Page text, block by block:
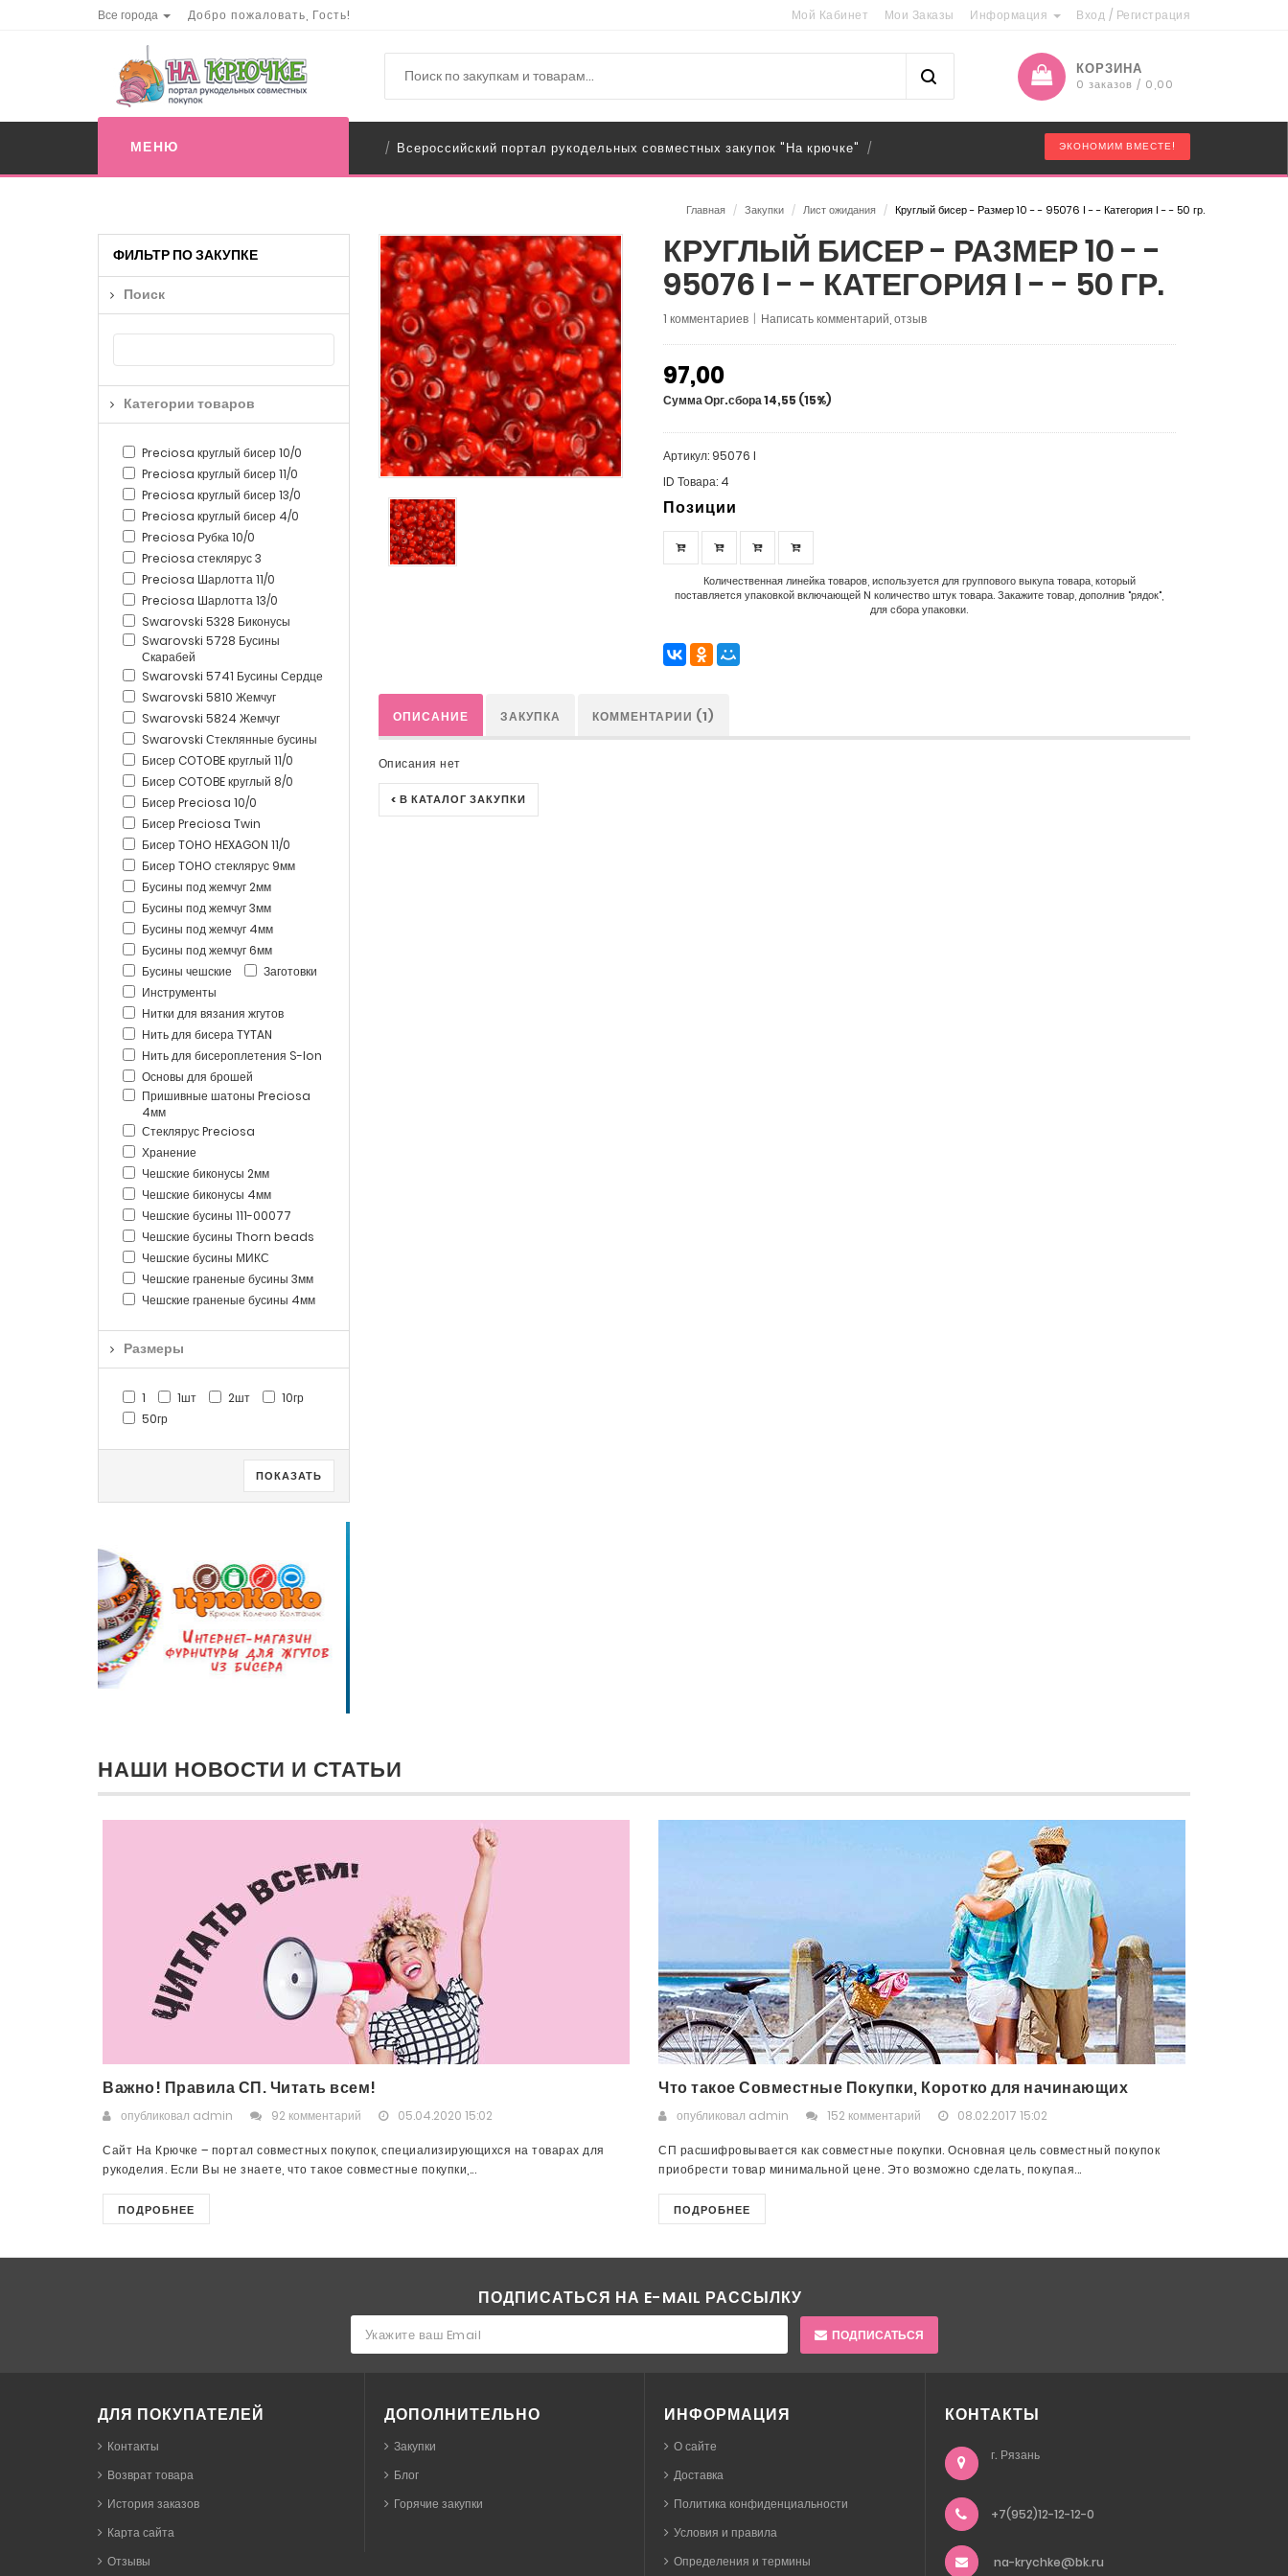
Все города Добро пожаловать, Гость! Мой Кабинет Мои Заказы Информация Вход / Регистрация
КОРЗИНА
0 заказов / 0,00
МЕНЮ / Всероссийский портал рукодельных совместных закупок "На крючке" / ЭКОНОМИМ ВМЕСТЕ!
Главная / Закупки / Лист ожидания / Круглый бисер - Размер 10 - - 95076 I - - Категория I - - 50 гр.
КРУГЛЫЙ БИСЕР - РАЗМЕР 10 - -
95076 I - - КАТЕГОРИЯ I - - 50 ГР.
1 комментариев | Написать комментарий, отзыв
97,00
Сумма Орг.сбора 14,55 (15%)
Артикул: 95076 I
ID Товара: 4
Позиции
Количественная линейка товаров, используется для группового выкупа товара, который
поставляется упаковкой включающей N количество штук товара. Закажите товар, дополнив "рядок",
для сбора упаковки.
ОПИСАНИЕ ЗАКУПКА КОММЕНТАРИИ (1)
Описания нет
< В КАТАЛОГ ЗАКУПКИ
ФИЛЬТР ПО ЗАКУПКЕ
Поиск
Категории товаров
Preciosa круглый бисер 10/0
Preciosa круглый бисер 11/0
Preciosa круглый бисер 13/0
Preciosa круглый бисер 4/0
Preciosa Рубка 10/0
Preciosa стеклярус 3
Preciosa Шарлотта 11/0
Preciosa Шарлотта 13/0
Swarovski 5328 Биконусы
Swarovski 5728 Бусины
Скарабей
Swarovski 5741 Бусины Сердце
Swarovski 5810 Жемчуг
Swarovski 5824 Жемчуг
Swarovski Стеклянные бусины
Бисер COTOBE круглый 11/0
Бисер COTOBE круглый 8/0
Бисер Preciosa 10/0
Бисер Preciosa Twin
Бисер TOHO HEXAGON 11/0
Бисер TOHO стеклярус 9мм
Бусины под жемчуг 2мм
Бусины под жемчуг 3мм
Бусины под жемчуг 4мм
Бусины под жемчуг 6мм
Бусины чешские
Заготовки
Инструменты
Нитки для вязания жгутов
Нить для бисера TYTAN
Нить для бисероплетения S-lon
Основы для брошей
Пришивные шатоны Preciosa
4мм
Стеклярус Preciosa
Хранение
Чешские биконусы 2мм
Чешские биконусы 4мм
Чешские бусины 111-00077
Чешские бусины Thorn beads
Чешские бусины МИКС
Чешские граненые бусины 3мм
Чешские граненые бусины 4мм
Размеры
1 1шт 2шт
10гр
50гр
ПОКАЗАТЬ
НАШИ НОВОСТИ И СТАТЬИ
Важно! Правила СП. Читать всем!
опубликовал admin 92 комментарий 05.04.2020 15:02
Сайт На Крючке – портал совместных покупок, специализирующихся на товарах для
рукоделия. Если Вы не знаете, что такое совместные покупки,...
ПОДРОБНЕЕ
Что такое Совместные Покупки, Коротко для начинающих
опубликовал admin 152 комментарий 08.02.2017 15:02
СП расшифровывается как совместные покупки. Основная цель совместный покупок
приобрести товар минимальной цене. Это возможно сделать, покупая...
ПОДРОБНЕЕ
ПОДПИСАТЬСЯ НА E-MAIL РАССЫЛКУ
ПОДПИСАТЬСЯ
ДЛЯ ПОКУПАТЕЛЕЙ
Контакты
Возврат товара
История заказов
Карта сайта
Отзывы
ДОПОЛНИТЕЛЬНО
Закупки
Блог
Горячие закупки
ИНФОРМАЦИЯ
О сайте
Доставка
Политика конфиденциальности
Условия и правила
Определения и термины
КОНТАКТЫ
г. Рязань
+7(952)12-12-12-0
na-krychke@bk.ru